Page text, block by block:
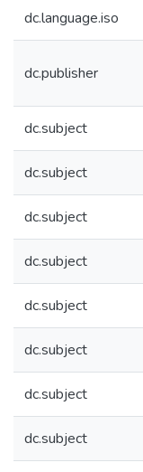
dc.language.iso
dc.publisher
dc.subject
dc.subject
dc.subject
dc.subject
dc.subject
dc.subject
dc.subject
dc.subject